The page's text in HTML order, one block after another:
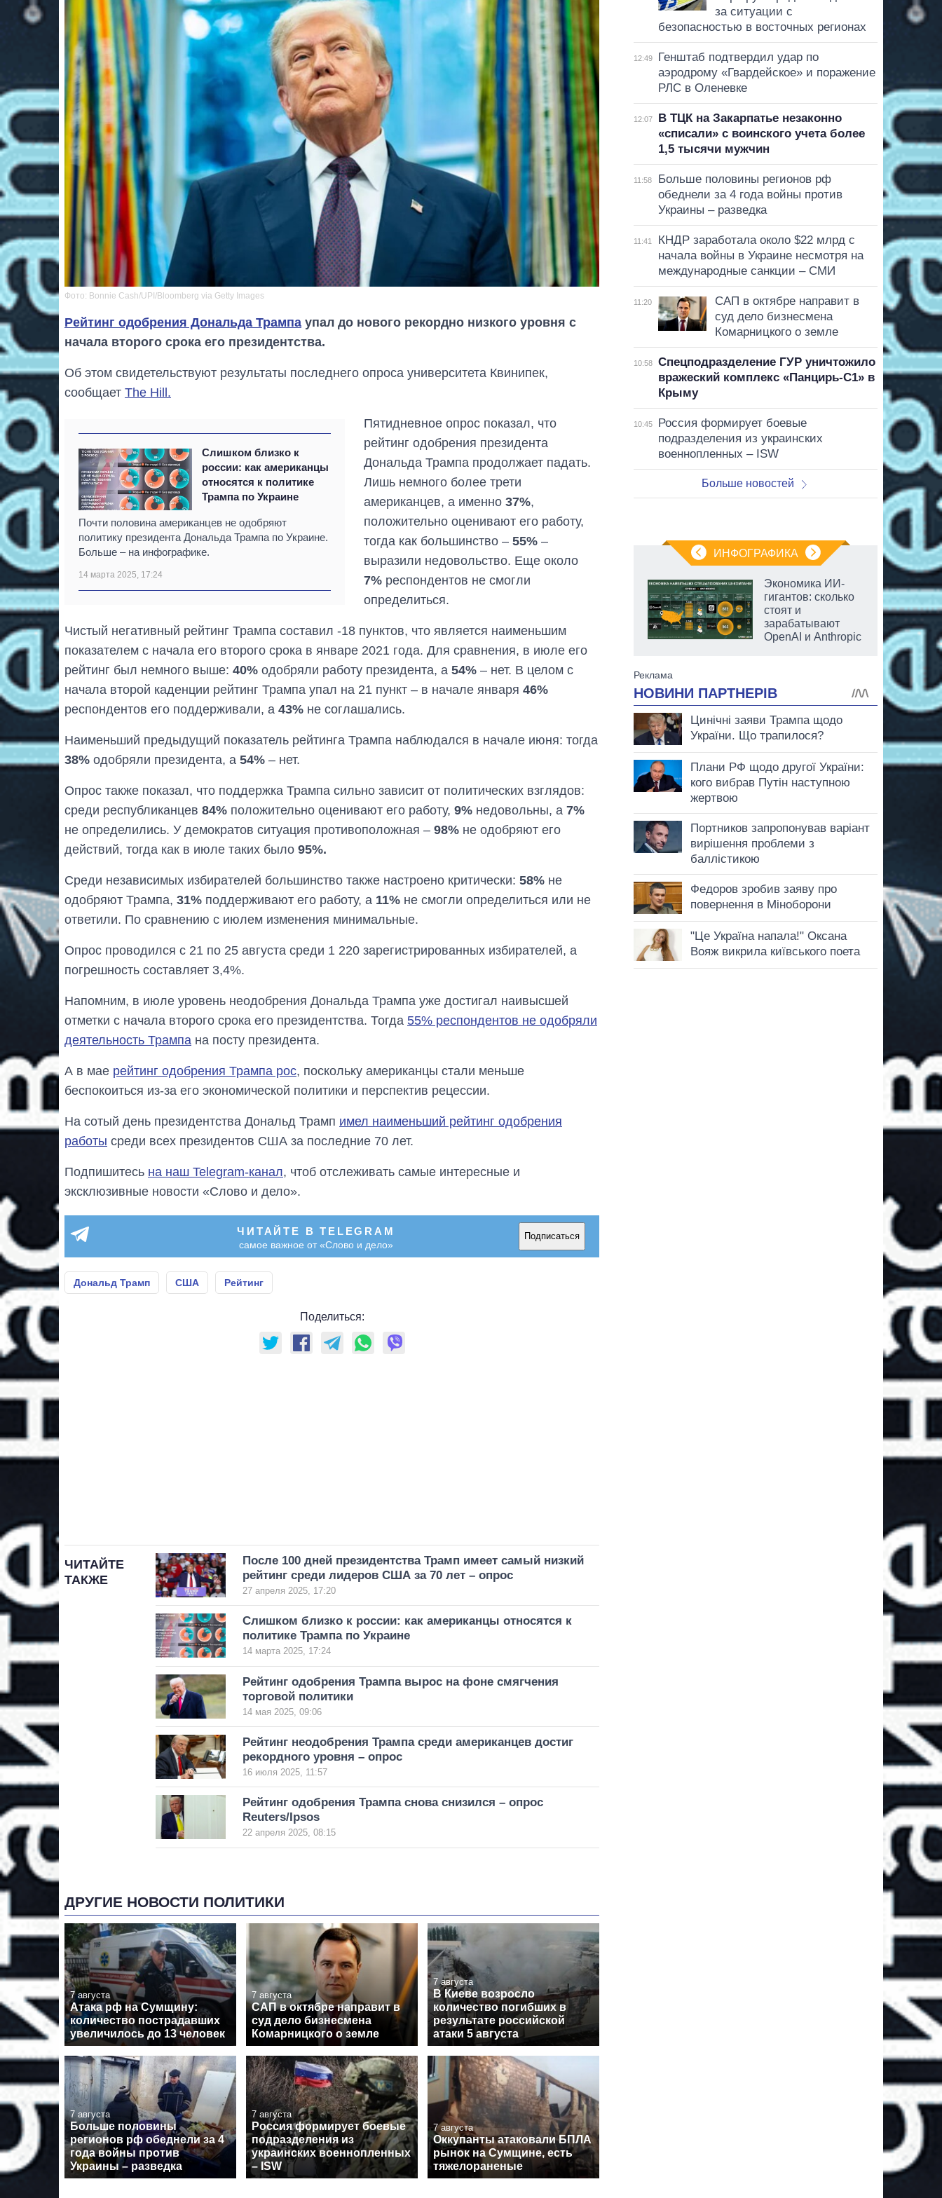
Фото: Bonnie Cash/UPI/Bloomberg via Getty Images
Рейтинг одобрения Дональда Трампа упал до нового рекордно низкого уровня с
начала второго срока его президентства.
Об этом свидетельствуют результаты последнего опроса университета Квинипек,
сообщает The Hill.
Слишком близко к
россии: как американцы
относятся к политике
Трампа по Украине
Почти половина американцев не одобряют
политику президента Дональда Трампа по Украине.
Больше – на инфографике.
14 марта 2025, 17:24
Пятидневное опрос показал, что
рейтинг одобрения президента
Дональда Трампа продолжает падать.
Лишь немного более трети
американцев, а именно37%,
положительно оценивают его работу,
тогда как большинство –55% –
выразили недовольство. Еще около
7% респондентов не смогли
определиться.
Чистый негативный рейтинг Трампа составил -18 пунктов, что является наименьшим
показателем с начала его второго срока в январе 2021 года. Для сравнения, в июле его
рейтинг был немного выше: 40% одобряли работу президента, а 54% – нет. В целом с
начала второй каденции рейтинг Трампа упал на 21 пункт – в начале января 46%
респондентов его поддерживали, а 43% не соглашались.
Наименьший предыдущий показатель рейтинга Трампа наблюдался в начале июня: тогда
38% одобряли президента, а 54% – нет.
Опрос также показал, что поддержка Трампа сильно зависит от политических взглядов:
среди республиканцев 84% положительно оценивают его работу, 9% недовольны, а 7%
не определились. У демократов ситуация противоположная – 98% не одобряют его
действий, тогда как в июле таких было 95%.
Среди независимых избирателей большинство также настроено критически: 58% не
одобряют Трампа, 31% поддерживают его работу, а 11% не смогли определиться или не
ответили. По сравнению с июлем изменения минимальные.
Опрос проводился с 21 по 25 августа среди 1 220 зарегистрированных избирателей, а
погрешность составляет 3,4%.
Напомним, в июле уровень неодобрения Дональда Трампа уже достигал наивысшей
отметки с начала второго срока его президентства. Тогда 55% респондентов не одобряли
деятельность Трампа на посту президента.
А в мае рейтинг одобрения Трампа рос, поскольку американцы стали меньше
беспокоиться из-за его экономической политики и перспектив рецессии.
На сотый день президентства Дональд Трамп имел наименьший рейтинг одобрения
работы среди всех президентов США за последние 70 лет.
Подпишитесь на наш Telegram-канал, чтоб отслеживать самые интересные и
эксклюзивные новости «Слово и дело».
ЧИТАЙТЕ В TELEGRAM
самое важное от «Слово и дело»
Подписаться
Дональд Трамп США Рейтинг
Поделиться:
ЧИТАЙТЕ
ТАКЖЕ
После 100 дней президентства Трамп имеет самый низкий
рейтинг среди лидеров США за 70 лет – опрос
27 апреля 2025, 17:20
Слишком близко к россии: как американцы относятся к
политике Трампа по Украине
14 марта 2025, 17:24
Рейтинг одобрения Трампа вырос на фоне смягчения
торговой политики
14 мая 2025, 09:06
Рейтинг неодобрения Трампа среди американцев достиг
рекордного уровня – опрос
16 июля 2025, 11:57
Рейтинг одобрения Трампа снова снизился – опрос
Reuters/Ipsos
22 апреля 2025, 08:15
ДРУГИЕ НОВОСТИ ПОЛИТИКИ
7 августа
Атака рф на Сумщину:
количество пострадавших
увеличилось до 13 человек
7 августа
САП в октябре направит в
суд дело бизнесмена
Комарницкого о земле
7 августа
В Киеве возросло
количество погибших в
результате российской
атаки 5 августа
7 августа
Больше половины
регионов рф обеднели за 4
года войны против
Украины – разведка
7 августа
Россия формирует боевые
подразделения из
украинских военнопленных
– ISW
7 августа
Оккупанты атаковали БПЛА
рынок на Сумщине, есть
тяжелораненые
за ситуации с
безопасностью в восточных регионах
12:49
Генштаб подтвердил удар по
аэродрому «Гвардейское» и поражение
РЛС в Оленевке
12:07
В ТЦК на Закарпатье незаконно
«списали» с воинского учета более
1,5 тысячи мужчин
11:58
Больше половины регионов рф
обеднели за 4 года войны против
Украины – разведка
11:41
КНДР заработала около $22 млрд с
начала войны в Украине несмотря на
международные санкции – СМИ
11:20
САП в октябре направит в
суд дело бизнесмена
Комарницкого о земле
10:58
Спецподразделение ГУР уничтожило
вражеский комплекс «Панцирь-С1» в
Крыму
10:45
Россия формирует боевые
подразделения из украинских
военнопленных – ISW
Больше новостей
ИНФОГРАФИКА
Как изменился
войны с россией
Экономика ИИ-
гигантов: сколько
стоят и
зарабатывают
OpenAI и Anthropic